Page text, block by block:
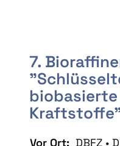
7.
Vor Ort: DBFZ •